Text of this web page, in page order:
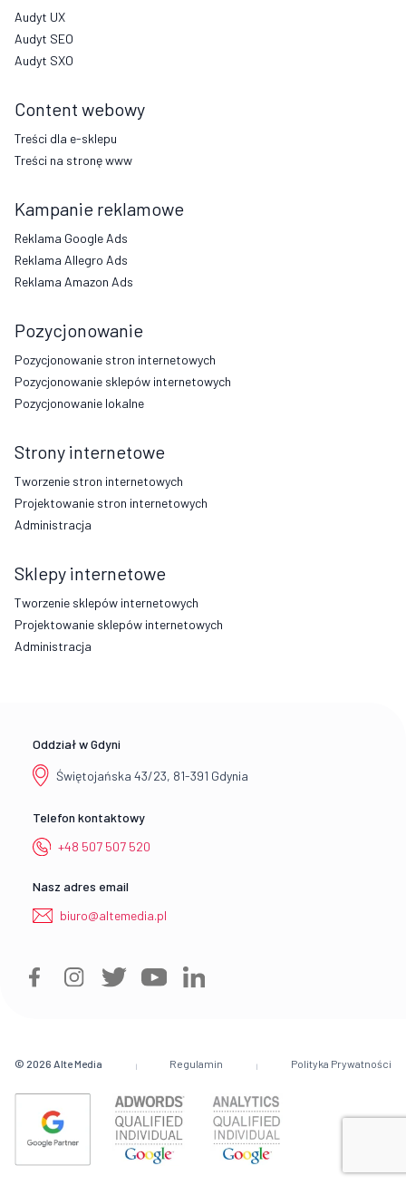
Audyt UX
Audyt SEO
Audyt SXO
Content webowy
Treści dla e-sklepu
Treści na stronę www
Kampanie reklamowe
Reklama Google Ads
Reklama Allegro Ads
Reklama Amazon Ads
Pozycjonowanie
Pozycjonowanie stron internetowych
Pozycjonowanie sklepów internetowych
Pozycjonowanie lokalne
Strony internetowe
Tworzenie stron internetowych
Projektowanie stron internetowych
Administracja
Sklepy internetowe
Tworzenie sklepów internetowych
Projektowanie sklepów internetowych
Administracja
Oddział w Gdyni
Świętojańska 43/23, 81-391 Gdynia
Telefon kontaktowy
+48 507 507 520
Nasz adres email
biuro@altemedia.pl
© 2026 Alte Media Regulamin Polityka Prywatności